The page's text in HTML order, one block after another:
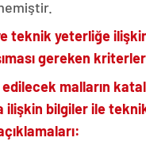
teknik yeterliğe
gereken
malların
ilişkin bilgiler ile